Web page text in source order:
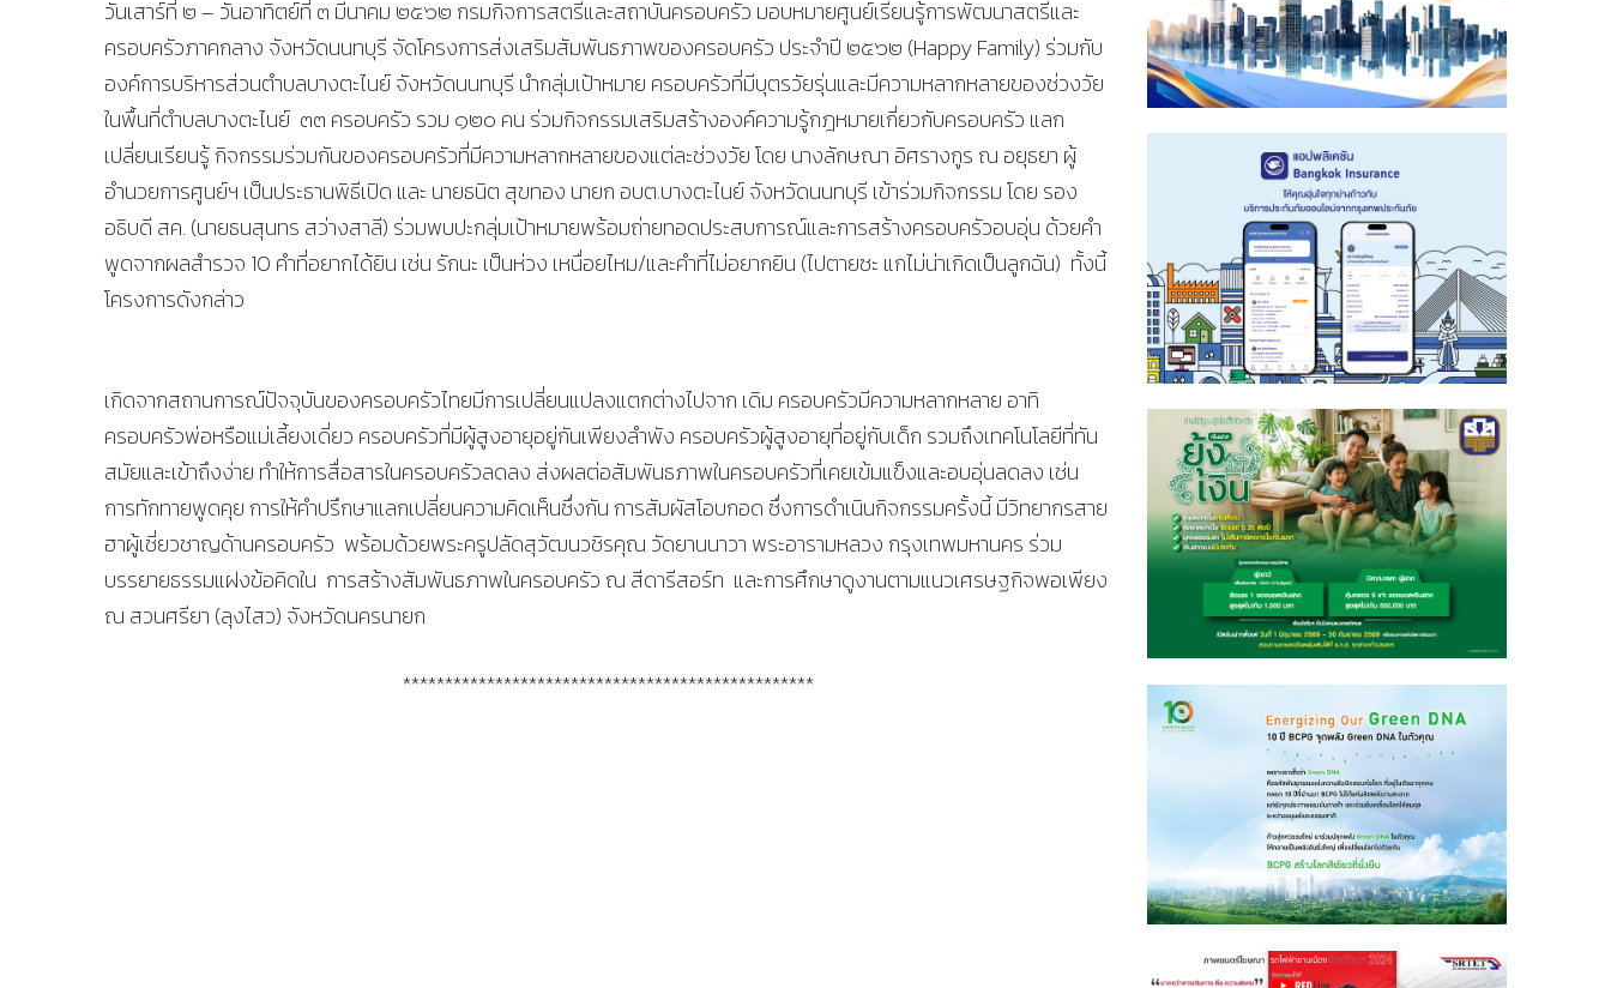
วันเสาร์ที่ ๒ – วันอาทิตย์ที่ ๓ มีนาคม ๒๕๖๒ กรมกิจการสตรีและสถาบันครอบครัว มอบหมายศูนย์เรียนรู้การพัฒนาสตรีและ
ครอบครัวภาคกลาง จังหวัดนนทบุรี จัดโครงการส่งเสริมสัมพันธภาพของครอบครัว ประจำปี ๒๕๖๒ (Happy Family) ร่วมกับ
องค์การบริหารส่วนตำบลบางตะไนย์ จังหวัดนนทบุรี นำกลุ่มเป้าหมาย ครอบครัวที่มีบุตรวัยรุ่นและมีความหลากหลายของช่วงวัย
ในพื้นที่ตำบลบางตะไนย์ ๓๓ ครอบครัว รวม ๑๒๐ คน ร่วมกิจกรรมเสริมสร้างองค์ความรู้กฎหมายเกี่ยวกับครอบครัว แลก
เปลี่ยนเรียนรู้ กิจกรรมร่วมกันของครอบครัวที่มีความหลากหลายของแต่ละช่วงวัย โดย นางลักษณา อิศรางกูร ณ อยุธยา ผู้
อำนวยการศูนย์ฯ เป็นประธานพิธีเปิด และ นายธนิต สุขทอง นายก อบต.บางตะไนย์ จังหวัดนนทบุรี เข้าร่วมกิจกรรม โดย รอง
อธิบดี สค. (นายธนสุนทร สว่างสาลี) ร่วมพบปะกลุ่มเป้าหมายพร้อมถ่ายทอดประสบการณ์และการสร้างครอบครัวอบอุ่น ด้วยคำ
พูดจากผลสำรวจ 10 คำที่อยากได้ยิน เช่น รักนะ เป็นห่วง เหนื่อยไหม/และคำที่ไม่อยากยิน (ไปตายซะ แกไม่น่าเกิดเป็นลูกฉัน) ทั้งนี้
โครงการดังกล่าว
เกิดจากสถานการณ์ปัจจุบันของครอบครัวไทยมีการเปลี่ยนแปลงแตกต่างไปจาก เดิม ครอบครัวมีความหลากหลาย อาทิ
ครอบครัวพ่อหรือแม่เลี้ยงเดี่ยว ครอบครัวที่มีผู้สูงอายุอยู่กันเพียงลำพัง ครอบครัวผู้สูงอายุที่อยู่กับเด็ก รวมถึงเทคโนโลยีที่ทัน
สมัยและเข้าถึงง่าย ทำให้การสื่อสารในครอบครัวลดลง ส่งผลต่อสัมพันธภาพในครอบครัวที่เคยเข้มแข็งและอบอุ่นลดลง เช่น
การทักทายพูดคุย การให้คำปรึกษาแลกเปลี่ยนความคิดเห็นซึ่งกัน การสัมผัสโอบกอด ซึ่งการดำเนินกิจกรรมครั้งนี้ มีวิทยากรสาย
ฮาผู้เชี่ยวชาญด้านครอบครัว พร้อมด้วยพระครูปลัดสุวัฒนวชิรคุณ วัดยานนาวา พระอารามหลวง กรุงเทพมหานคร ร่วม
บรรยายธรรมแฝงข้อคิดใน การสร้างสัมพันธภาพในครอบครัว ณ สีดารีสอร์ท และการศึกษาดูงานตามแนวเศรษฐกิจพอเพียง
ณ สวนศรียา (ลุงไสว) จังหวัดนครนายก
*************************************************